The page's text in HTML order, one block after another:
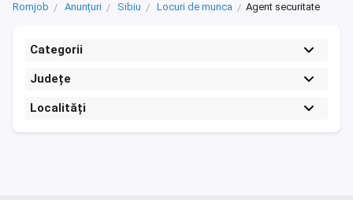
Romjob Anunțuri Sibiu Locuri de munca Agent securitate
Categorii
Județe
Localități